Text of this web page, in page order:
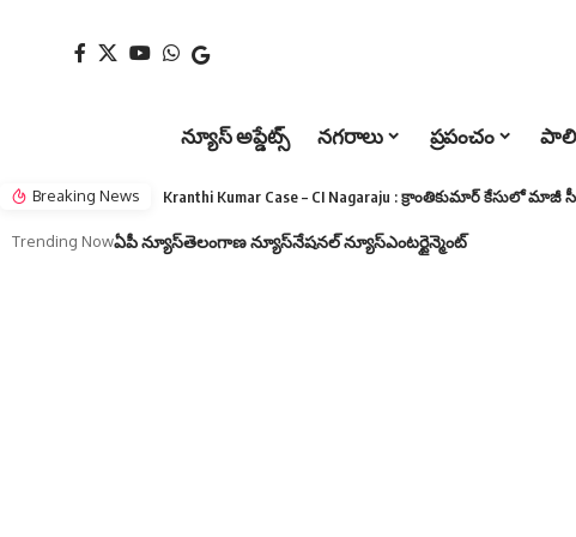
న్యూస్ అప్డేట్స్ నగరాలు ప్రపంచం
Breaking News
Trending Nowఏపీ న్యూస్తెలంగాణ న్యూస్నేషనల్ న్యూస్ఎంటర్టైన్మెంట్